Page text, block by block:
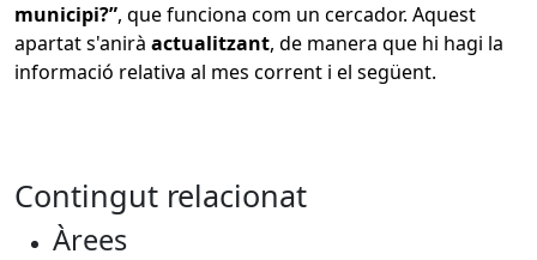
municipi?”, que funciona com un cercador. Aquest
apartat s'anirà actualitzant, de manera que hi hagi la
informació relativa al mes corrent i el següent.
Contingut relacionat
Àrees